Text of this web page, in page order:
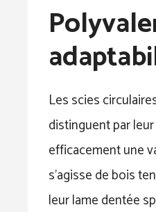
Les scies
distinguent par
efficacement une
s’agisse de bois
leur lame dentée